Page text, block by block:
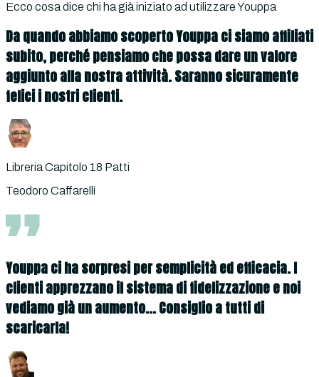
Ecco cosa dice chi ha già iniziato ad utilizzare Youppa
Da quando abbiamo scoperto Youppa ci siamo affiliati
subito, perché pensiamo che possa dare un valore
aggiunto alla nostra attività. Saranno sicuramente
felici i nostri clienti.
Libreria Capitolo 18 Patti
Teodoro Caffarelli
Youppa ci ha sorpresi per semplicità ed efficacia. I
clienti apprezzano il sistema di fidelizzazione e noi
vediamo già un aumento... Consiglio a tutti di
scaricarla!